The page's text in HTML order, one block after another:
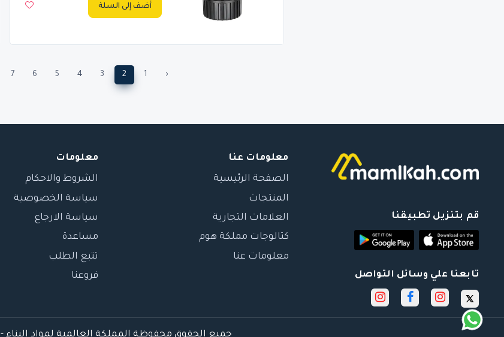
أضف إلى السلة
‹
1
2
3
4
5
6
7
قم بتنزيل تطبيقنا
تابعنا علي وسائل التواصل
معلومات عنا
الصفحة الرئيسية
المنتجات
العلامات التجارية
كتالوجات مملكة هوم
معلومات عنا
معلومات
الشروط والاحكام
سياسة الخصوصية
سياسة الارجاع
مساعدة
تتبع الطلب
فروعنا
جميع الحقوق محفوظة المملكة العالمية لمواد البناء - 2018 ®